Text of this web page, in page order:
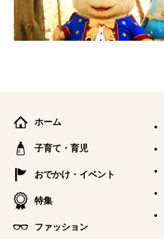
ホーム
子育て・育児
おでかけ・イベント
特集
ファッション